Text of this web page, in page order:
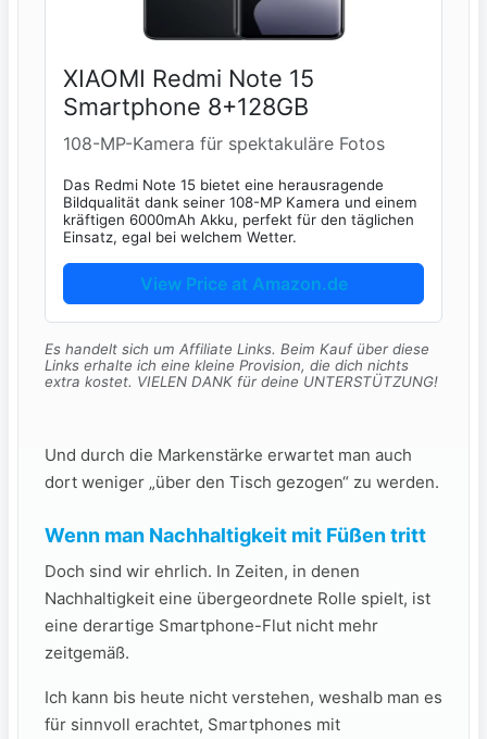
XIAOMI Redmi Note 15
Smartphone 8+128GB
108-MP-Kamera für spektakuläre Fotos
Das Redmi Note 15 bietet eine herausragende
Bildqualität dank seiner 108-MP Kamera und einem
kräftigen 6000mAh Akku, perfekt für den täglichen
Einsatz, egal bei welchem Wetter.
View Price at Amazon.de
Es handelt sich um Affiliate Links. Beim Kauf über diese
Links erhalte ich eine kleine Provision, die dich nichts
extra kostet. VIELEN DANK für deine UNTERSTÜTZUNG!
Und durch die Markenstärke erwartet man auch
dort weniger „über den Tisch gezogen“ zu werden.
Wenn man Nachhaltigkeit mit Füßen tritt
Doch sind wir ehrlich. In Zeiten, in denen
Nachhaltigkeit eine übergeordnete Rolle spielt, ist
eine derartige Smartphone-Flut nicht mehr
zeitgemäß.
Ich kann bis heute nicht verstehen, weshalb man es
für sinnvoll erachtet, Smartphones mit